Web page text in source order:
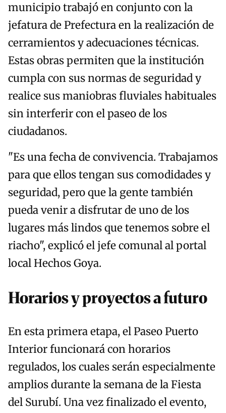
municipio trabajó en conjunto con la
jefatura de Prefectura en la realización de
cerramientos y adecuaciones técnicas.
Estas obras permiten que la institución
cumpla con sus normas de seguridad y
realice sus maniobras fluviales habituales
sin interferir con el paseo de los
ciudadanos.
"Es una fecha de convivencia. Trabajamos
para que ellos tengan sus comodidades y
seguridad, pero que la gente también
pueda venir a disfrutar de uno de los
lugares más lindos que tenemos sobre el
riacho", explicó el jefe comunal al portal
local Hechos Goya.
Horarios y proyectos a futuro
En esta primera etapa, el Paseo Puerto
Interior funcionará con horarios
regulados, los cuales serán especialmente
amplios durante la semana de la Fiesta
del Surubí. Una vez finalizado el evento,